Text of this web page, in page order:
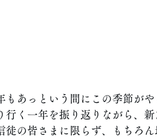
もあっという間にこの季節が
行く一年を振り返りながら、
徒の皆さまに限らず、もちろ